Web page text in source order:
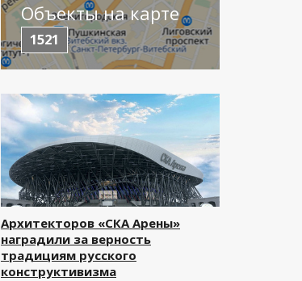
Объекты на карте
1521
Архитекторов «СКА Арены»
наградили за верность
традициям русского
конструктивизма